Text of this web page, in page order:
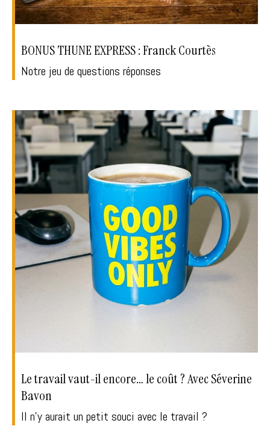
BONUS THUNE EXPRESS : Franck Courtès
Notre jeu de questions réponses
Le travail vaut-il encore… le coût ? Avec Séverine
Bavon
Il n'y aurait un petit souci avec le travail ?